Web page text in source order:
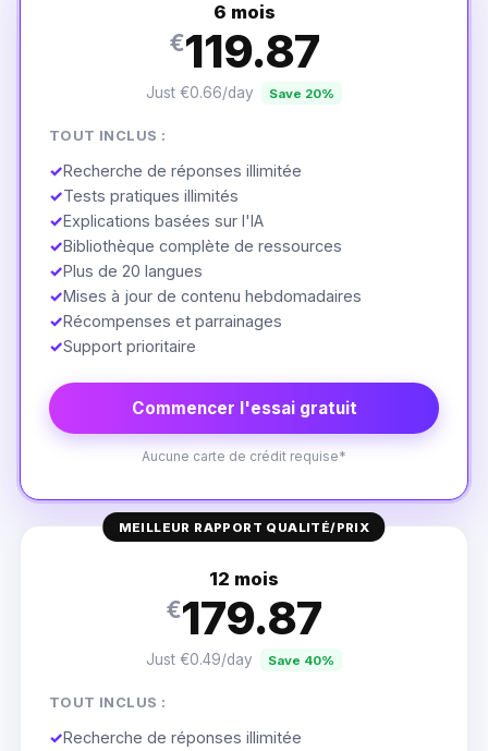
6 mois
€119.87
Just €0.66/day Save 20%
TOUT INCLUS :
✓Recherche de réponses illimitée
✓Tests pratiques illimités
✓Explications basées sur l'IA
✓Bibliothèque complète de ressources
✓Plus de 20 langues
✓Mises à jour de contenu hebdomadaires
✓Récompenses et parrainages
✓Support prioritaire
Commencer l'essai gratuit
Aucune carte de crédit requise*
MEILLEUR RAPPORT QUALITÉ/PRIX
12 mois
€179.87
Just €0.49/day Save 40%
TOUT INCLUS :
✓Recherche de réponses illimitée